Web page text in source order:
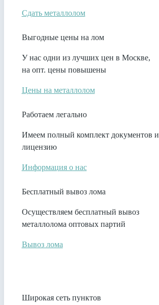
Сдать металлолом
Выгодные цены на лом
У нас одни из лучших цен в Москве,
на опт. цены повышены
Цены на металлолом
Работаем легально
Имеем полный комплект документов и
лицензию
Информация о нас
Бесплатный вывоз лома
Осуществляем бесплатный вывоз
металлолома оптовых партий
Вывоз лома
Широкая сеть пунктов